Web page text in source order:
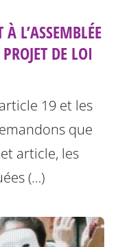
L’ASSEMBLÉE
DE LOI
19 et les
que
article, les
(…)